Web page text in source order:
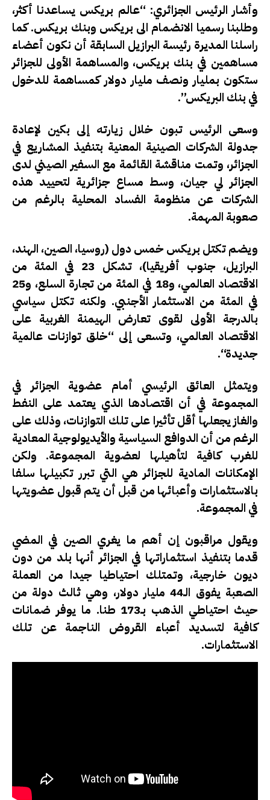
وأشار الرئيس الجزائري: “عالم بريكس يساعدنا أكثر،
وطلبنا رسميا الانضمام الى بريكس وبنك بريكس. كما
راسلنا المديرة رئيسة البرازيل السابقة أن نكون أعضاء
مساهمين في بنك بريكس، والمساهمة الأولى للجزائر
ستكون بمليار ونصف مليار دولار كمساهمة للدخول
في بنك البريكس”.
وسعى الرئيس تبون خلال زيارته إلى بكين لإعادة
جدولة الشركات الصينية المعنية بتنفيذ المشاريع في
الجزائر، وتمت مناقشة القائمة مع السفير الصيني لدى
الجزائر لي جيان، وسط مساع جزائرية لتحييد هذه
الشركات عن منظومة الفساد المحلية بالرغم من
صعوبة المهمة.
ويضم تكتل بريكس خمس دول (روسيا، الصين، الهند،
البرازيل، جنوب أفريقيا)، تشكل 23 في المئة من
الاقتصاد العالمي، و18 في المئة من تجارة السلع، و25
في المئة من الاستثمار الأجنبي. ولكنه تكتل سياسي
بالدرجة الأولى لقوى تعارض الهيمنة الغربية على
الاقتصاد العالمي، وتسعى إلى “خلق توازنات عالمية
جديدة“.
ويتمثل العائق الرئيسي أمام عضوية الجزائر في
المجموعة في أن اقتصادها الذي يعتمد على النفط
والغاز يجعلها أقل تأثيرا على تلك التوازنات، وذلك على
الرغم من أن الدوافع السياسية والأيديولوجية المعادية
للغرب كافية لتأهيلها لعضوية المجموعة. ولكن
الإمكانات المادية للجزائر هي التي تبرر تكبيلها سلفا
بالاستثمارات وأعبائها من قبل أن يتم قبول عضويتها
في المجموعة.
ويقول مراقبون إن أهم ما يغري الصين في المضي
قدما بتنفيذ استثماراتها في الجزائر أنها بلد من دون
ديون خارجية، وتمتلك احتياطيا جيدا من العملة
الصعبة يفوق الـ44 مليار دولار، وهي ثالث دولة من
حيث احتياطي الذهب بـ173 طنا. ما يوفر ضمانات
كافية لتسديد أعباء القروض الناجمة عن تلك
الاستثمارات.